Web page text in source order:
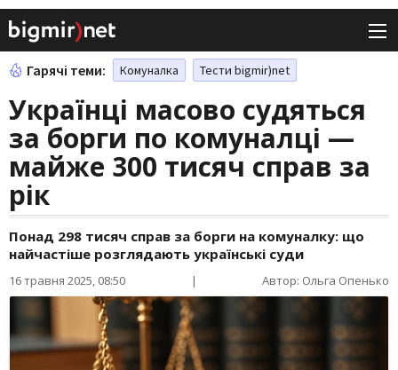
Гарячі теми: Комуналка Тести bigmir)net
Українці масово судяться
за борги по комуналці —
майже 300 тисяч справ за
рік
Понад 298 тисяч справ за борги на комуналку: що
найчастіше розглядають українські суди
16 травня 2025, 08:50 | Автор: Ольга Опенько